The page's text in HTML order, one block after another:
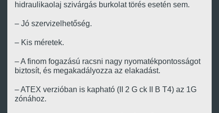
hidraulikaolaj szivárgás burkolat törés esetén sem.
– Jó szervizelhetőség.
– Kis méretek.
– A finom fogazású racsni nagy nyomatékpontosságot
biztosít, és megakadályozza az elakadást.
– ATEX verzióban is kapható (II 2 G ck II B T4) az 1G
zónához.